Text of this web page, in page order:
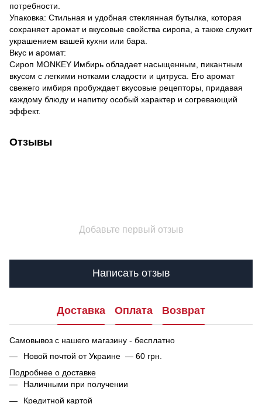
потребности.
Упаковка: Стильная и удобная стеклянная бутылка, которая
сохраняет аромат и вкусовые свойства сиропа, а также служит
украшением вашей кухни или бара.
Вкус и аромат:
Сироп MONKEY Имбирь обладает насыщенным, пикантным
вкусом с легкими нотками сладости и цитруса. Его аромат
свежего имбиря пробуждает вкусовые рецепторы, придавая
каждому блюду и напитку особый характер и согревающий
эффект.
Отзывы
Добавьте первый отзыв
Написать отзыв
Доставка Оплата Возврат
Самовывоз с нашего магазину - бесплатно
Новой почтой от Украине — 60 грн.
Подробнее о доставке
Наличными при получении
Кредитной картой